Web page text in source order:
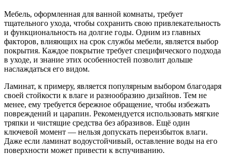
Мебель, оформленная для ванной комнаты, требует
тщательного ухода, чтобы сохранить свою привлекательность
и функциональность на долгие годы. Одним из главных
факторов, влияющих на срок службы мебели, является выбор
покрытия. Каждое покрытие требует специфического подхода
в уходе, и знание этих особенностей позволит дольше
наслаждаться его видом.
Ламинат, к примеру, является популярным выбором благодаря
своей стойкости к влаге и разнообразию дизайнов. Тем не
менее, ему требуется бережное обращение, чтобы избежать
повреждений и царапин. Рекомендуется использовать мягкие
тряпки и чистящие средства без абразивов. Ещё один
ключевой момент — нельзя допускать переизбыток влаги.
Даже если ламинат водоустойчивый, оставление воды на его
поверхности может привести к вспучиванию.